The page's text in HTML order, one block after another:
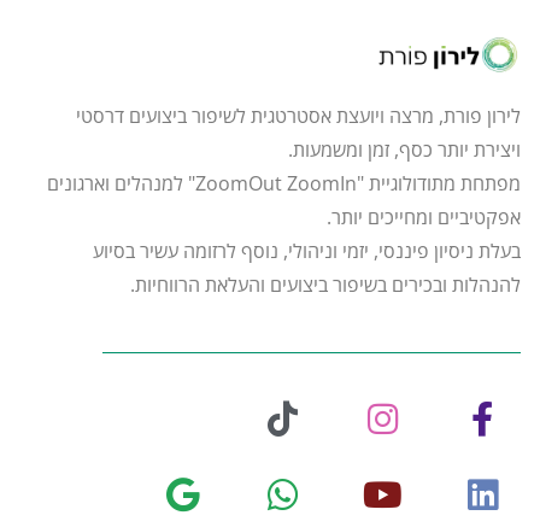
לירון פורת, מרצה ויועצת אסטרטגית לשיפור ביצועים דרסטי
ויצירת יותר כסף, זמן ומשמעות.
מפתחת מתודולוגיית "ZoomOut ZoomIn" למנהלים וארגונים
אפקטיביים ומחייכים יותר.
בעלת ניסיון פיננסי, יזמי וניהולי, נוסף לרזומה עשיר בסיוע
להנהלות ובכירים בשיפור ביצועים והעלאת הרווחיות.